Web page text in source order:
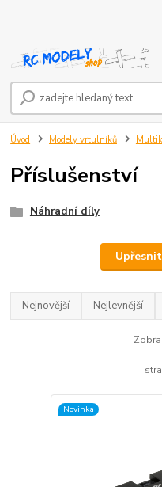
Úvod Modely vrtulníků
Příslušenství
Náhradní díly
Nejnovější Nejlevnější
Novinka